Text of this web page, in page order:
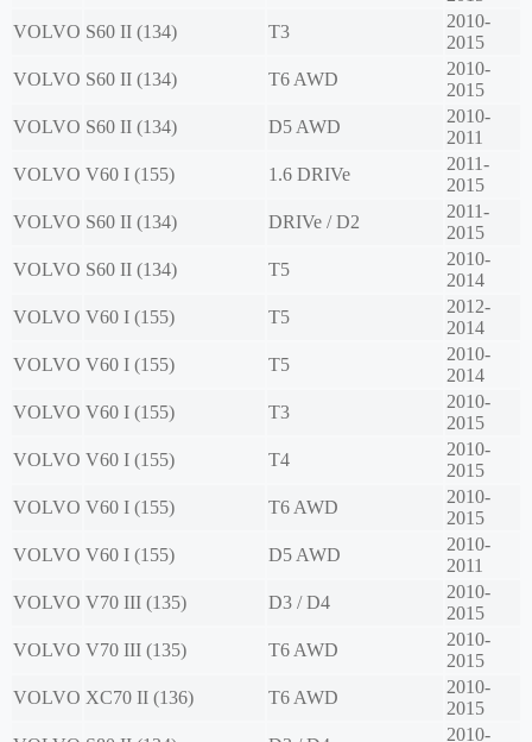
VOLVO S60 II (134) T3
2010-
2015
VOLVO S60 II (134) T6 AWD
2010-
2015
VOLVO S60 II (134) D5 AWD
2010-
2011
VOLVO V60 I (155) 1.6 DRIVe
2011-
2015
VOLVO S60 II (134) DRIVe / D2
2011-
2015
VOLVO S60 II (134) T5
2010-
2014
VOLVO V60 I (155) T5
2012-
2014
VOLVO V60 I (155) T5
2010-
2014
VOLVO V60 I (155) T3
2010-
2015
VOLVO V60 I (155) T4
2010-
2015
VOLVO V60 I (155) T6 AWD
2010-
2015
VOLVO V60 I (155) D5 AWD
2010-
2011
VOLVO V70 III (135) D3 / D4
2010-
2015
VOLVO V70 III (135) T6 AWD
2010-
2015
VOLVO XC70 II (136) T6 AWD
2010-
2015
2010-